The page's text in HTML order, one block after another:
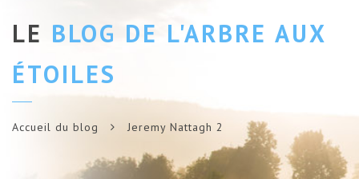
LE BLOG DE L'ARBRE AUX
ÉTOILES
Accueil du blog Jeremy Nattagh 2